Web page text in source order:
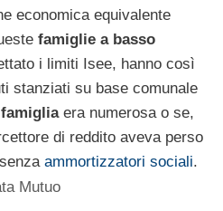
economica equivalente
famiglie a basso
i limiti Isee, hanno così
stanziati su base comunale
famigliaera numerosa o se,
di reddito aveva perso
ammortizzatori sociali.
Mutuo